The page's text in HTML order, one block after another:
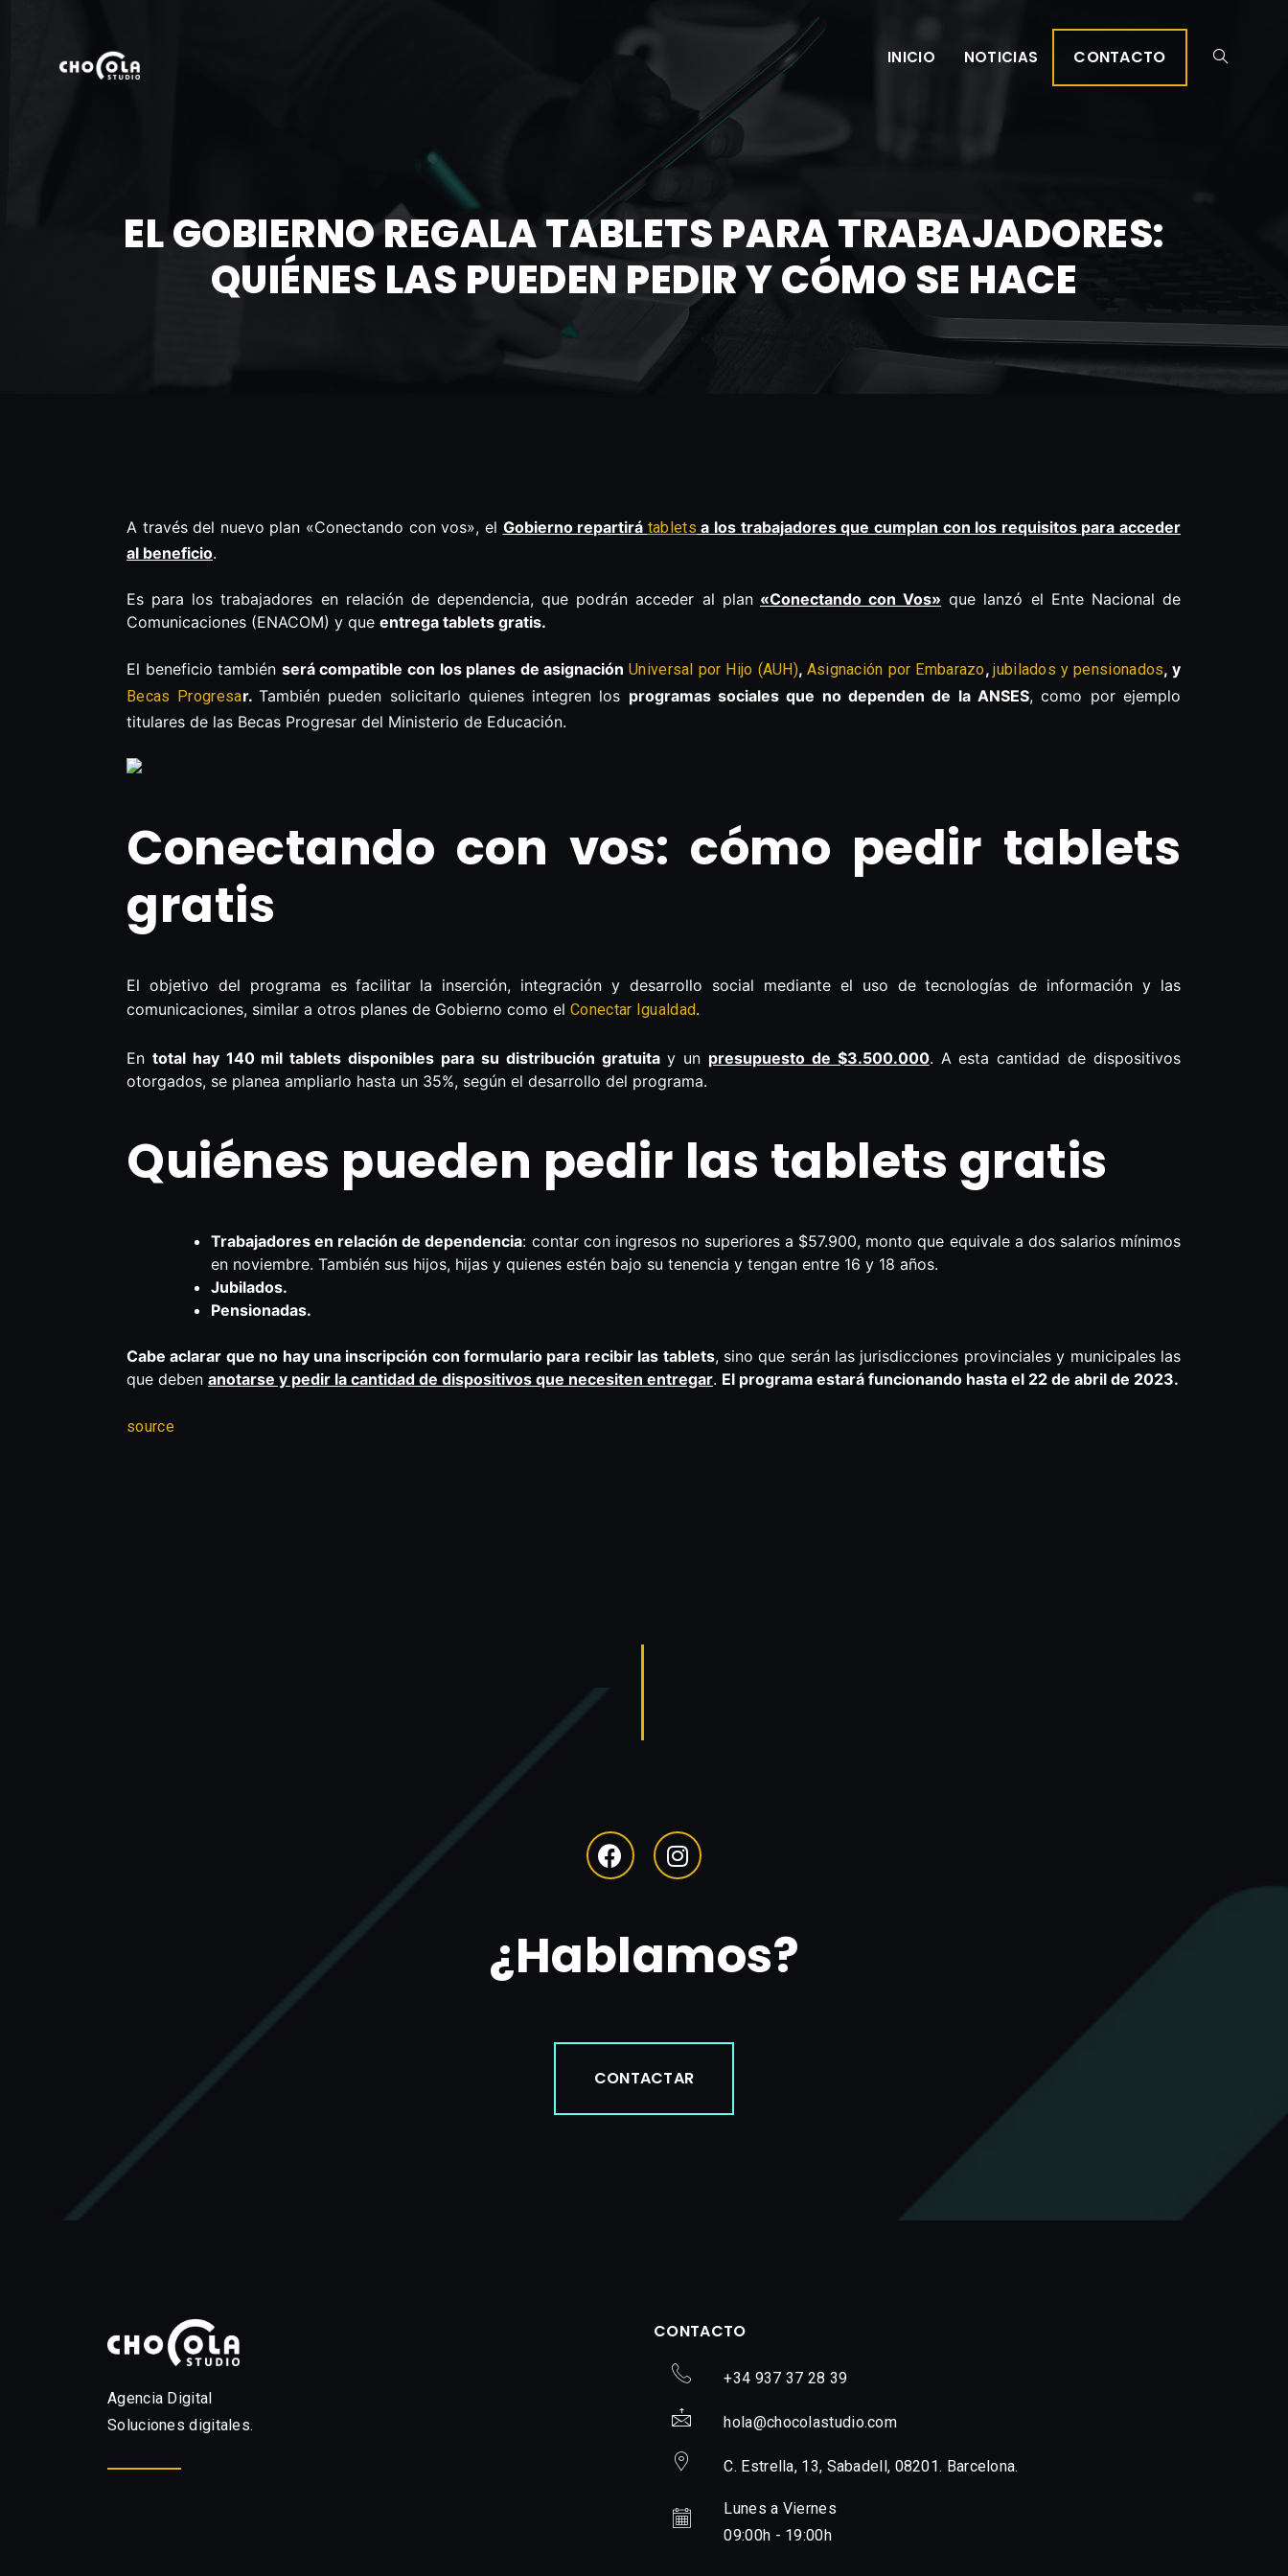
INICIO NOTICIAS CONTACTO
EL GOBIERNO REGALA TABLETS PARA TRABAJADORES:
QUIÉNES LAS PUEDEN PEDIR Y CÓMO SE HACE
A través del nuevo plan «Conectando con vos», el Gobierno repartirá tablets a los trabajadores que cumplan con los requisitos para acceder
al beneficio.
Es para los trabajadores en relación de dependencia, que podrán acceder al plan «Conectando con Vos» que lanzó el Ente Nacional de
Comunicaciones (ENACOM) y que entrega tablets gratis.
El beneficio también será compatible con los planes de asignaciónUniversal por Hijo (AUH), Asignación por Embarazo,jubilados y pensionados, y
Becas Progresar. También pueden solicitarlo quienes integren los programas sociales que no dependen de la ANSES, como por ejemplo
titulares de las Becas Progresar del Ministerio de Educación.
Conectando con vos: cómo pedir tablets
gratis
El objetivo del programa es facilitar la inserción, integración y desarrollo social mediante el uso de tecnologías de información y las
comunicaciones, similar a otros planes de Gobierno como el Conectar Igualdad.
En total hay 140 mil tablets disponibles para su distribución gratuitay un presupuesto de $3.500.000. A esta cantidad de dispositivos
otorgados, se planea ampliarlo hasta un 35%, según el desarrollo del programa.
Quiénes pueden pedir las tablets gratis
Trabajadores en relación de dependencia: contar con ingresos no superiores a $57.900, monto que equivale a dos salarios mínimos
en noviembre. También sus hijos, hijas y quienes estén bajo su tenencia y tengan entre 16 y 18 años.
Jubilados.
Pensionadas.
Cabe aclarar que no hay una inscripción con formulario para recibir las tablets, sino que serán las jurisdicciones provinciales y municipales las
que deben anotarse y pedir la cantidad de dispositivos que necesiten entregar. El programa estará funcionando hasta el 22 de abril de 2023.
source
¿Hablamos?
CONTACTAR
Agencia Digital
Soluciones digitales.
CONTACTO
+34 937 37 28 39
hola@chocolastudio.com
C. Estrella, 13, Sabadell, 08201. Barcelona.
Lunes a Viernes
09:00h - 19:00h